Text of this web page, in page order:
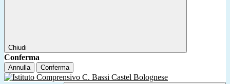
Chiudi
Conferma
Annulla Conferma